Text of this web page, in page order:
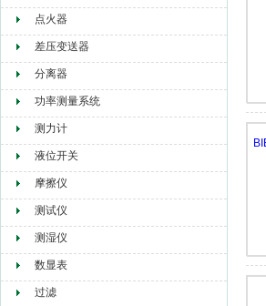
点火器
差压变送器
分离器
功率测量系统
测力计
液位开关
摩擦仪
测试仪
测湿仪
数显表
过滤